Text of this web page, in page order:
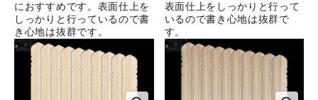
におすすめです。表面仕上を
しっかりと行っているので書
き心地は抜群です。
表面仕上をしっかりと行って
いるので書き心地は抜群で
す。